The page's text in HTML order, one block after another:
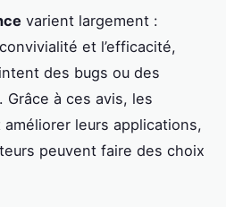
varient largement :
et l’efficacité,
des bugs ou des
à ces avis, les
leurs applications,
peuvent faire des choix